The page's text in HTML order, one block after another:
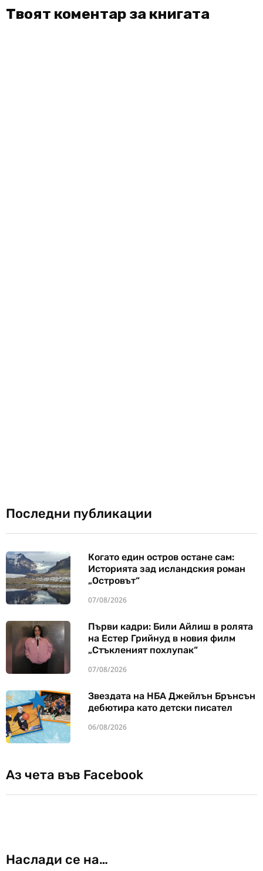
Твоят коментар за книгата
Последни публикации
Когато един остров остане сам:
Историята зад исландския роман
„Островът“
07/08/2026
Първи кадри: Били Айлиш в ролята
на Естер Грийнуд в новия филм
„Стъкленият похлупак“
07/08/2026
Звездата на НБА Джейлън Брънсън
дебютира като детски писател
06/08/2026
Аз чета във Facebook
Наслади се на…